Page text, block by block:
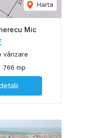
Harta
Mic
vânzare
766 mp